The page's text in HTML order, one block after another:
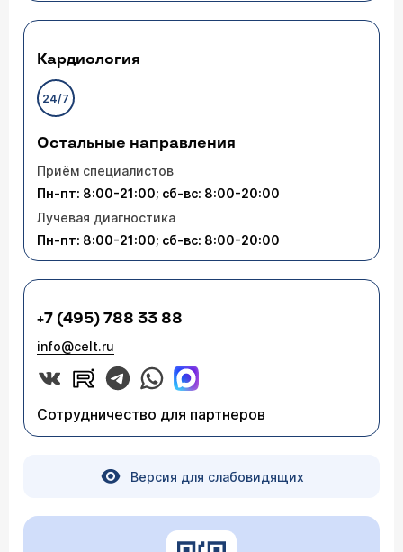
Кардиология
24/7
Остальные направления
Приём специалистов
Пн-пт: 8:00-21:00; сб-вс: 8:00-20:00
Лучевая диагностика
Пн-пт: 8:00-21:00; сб-вс: 8:00-20:00
+7 (495) 788 33 88
info@celt.ru
Сотрудничество для партнеров
Версия для слабовидящих